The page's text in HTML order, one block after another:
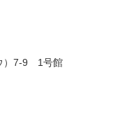
）7-9 1号館